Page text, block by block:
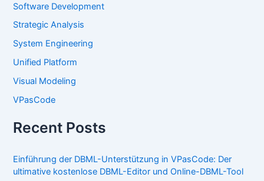
Software Development
Strategic Analysis
System Engineering
Unified Platform
Visual Modeling
VPasCode
Recent Posts
Einführung der DBML-Unterstützung in VPasCode: Der
ultimative kostenlose DBML-Editor und Online-DBML-Tool